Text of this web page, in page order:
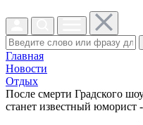
Главная
Новости
Отдых
После смерти Градского
станет известный юморист